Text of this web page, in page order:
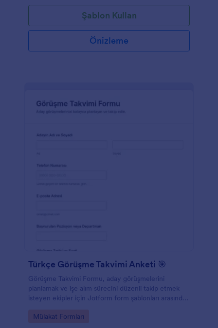
Şablon Kullan
Önizleme
Türkçe Görüşme Takvimi Anketi 🎯
Görüşme Takvimi Formu, aday görüşmelerini
planlamak ve işe alım sürecini düzenli takip etmek
isteyen ekipler için Jotform form şablonları arasında
Go to Category:
Mülakat Formları